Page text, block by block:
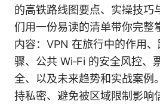
的高铁路线图要点、实操技巧
们用一份易读的清单带你完整
内容：VPN 在旅行中的作用
骤、公共 Wi‑Fi 的安全风控、
全、以及未来趋势和实战案例
持私密、避免被区域限制影响